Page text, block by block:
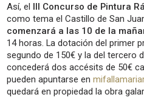
Así, el III Concurso de Pintura
como tema el Castillo de San
comenzará a las 10 de la
14 horas. La dotación del primer
segundo de 150€ y la del tercero
concederá dos accésits de 50€
pueden apuntarse en
quedará en propiedad la obra